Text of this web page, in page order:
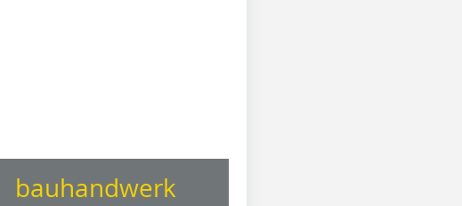
bauhandwerk